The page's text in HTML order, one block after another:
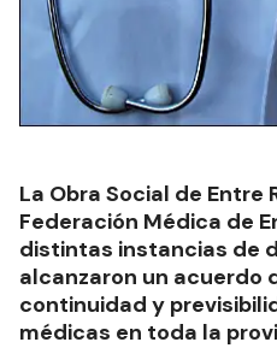
La Obra Social de Entre
Federación Médica de
distintas instancias de
alcanzaron un acuerdo
continuidad y
médicas en toda la